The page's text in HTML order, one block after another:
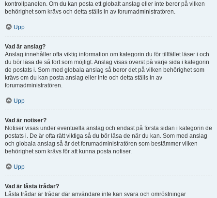
kontrollpanelen. Om du kan posta ett globalt anslag eller inte beror på vilken
behörighet som krävs och detta ställs in av forumadministratören.
Upp
Vad är anslag?
Anslag innehåller ofta viktig information om kategorin du för tillfället läser i och
du bör läsa de så fort som möjligt. Anslag visas överst på varje sida i kategorin
de postats i. Som med globala anslag så beror det på vilken behörighet som
krävs om du kan posta anslag eller inte och detta ställs in av
forumadministratören.
Upp
Vad är notiser?
Notiser visas under eventuella anslag och endast på första sidan i kategorin de
postats i. De är ofta rätt viktiga så du bör läsa de när du kan. Som med anslag
och globala anslag så är det forumadministratören som bestämmer vilken
behörighet som krävs för att kunna posta notiser.
Upp
Vad är låsta trådar?
Låsta trådar är trådar där användare inte kan svara och omröstningar